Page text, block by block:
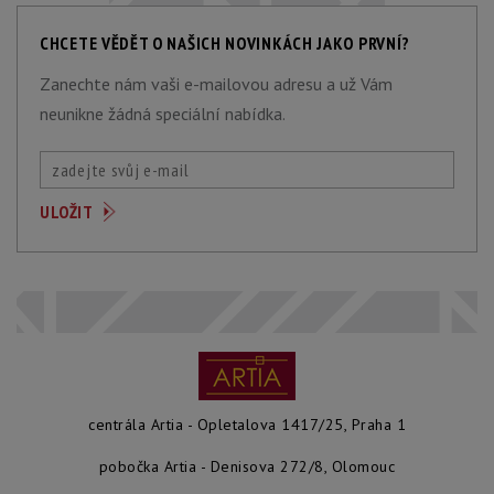
CHCETE VĚDĚT O NAŠICH NOVINKÁCH JAKO PRVNÍ?
Zanechte nám vaši e-mailovou adresu a už Vám
neunikne žádná speciální nabídka.
centrála Artia - Opletalova 1417/25, Praha 1
pobočka Artia - Denisova 272/8, Olomouc